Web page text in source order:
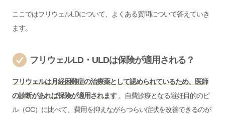
ここではフリウェルLDについて、よくある質問について答えていき
ます。
フリウェルLD・ULDは保険が適用される？
フリウェルは月経困難症の治療薬として認められているため、医師
の診断があれば保険が適用されます。自費診療となる避妊目的のピ
ル（OC）に比べて、費用を抑えながらつらい症状を改善できるのが